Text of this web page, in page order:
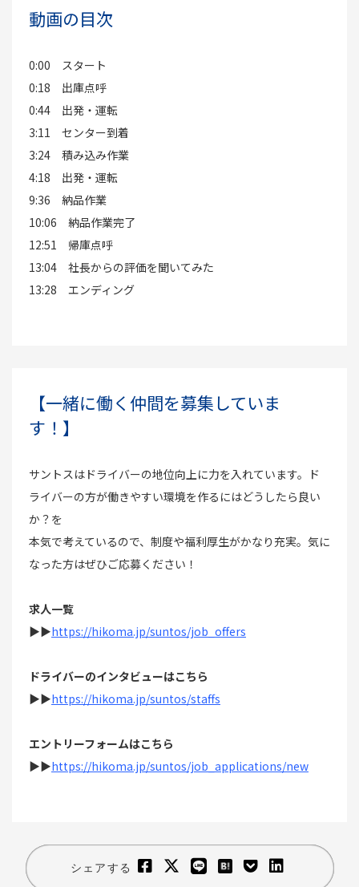
動画の目次
0:00 スタート
0:18 出庫点呼
0:44 出発・運転
3:11 センター到着
3:24 積み込み作業
4:18 出発・運転
9:36 納品作業
10:06 納品作業完了
12:51 帰庫点呼
13:04 社長からの評価を聞いてみた
13:28 エンディング
【一緒に働く仲間を募集していま
す！】
サントスはドライバーの地位向上に力を入れています。ド
ライバーの方が働きやすい環境を作るにはどうしたら良い
か？を
本気で考えているので、制度や福利厚生がかなり充実。気に
なった方はぜひご応募ください！
求人一覧
▶▶https://hikoma.jp/suntos/job_offers
ドライバーのインタビューはこちら
▶▶https://hikoma.jp/suntos/staffs
エントリーフォームはこちら
▶▶https://hikoma.jp/suntos/job_applications/new
シェアする